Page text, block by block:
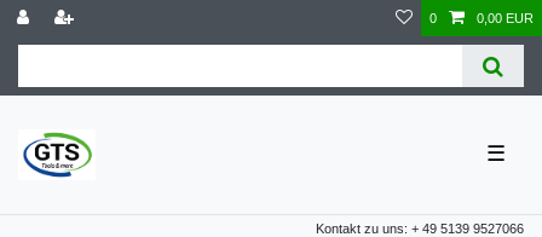
0 0,00 EUR
☰
Kontakt zu uns: + 49 5139 9527066